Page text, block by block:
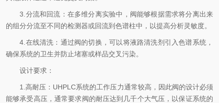
3.分流和回流：在多维分离实验中，阀能够根据需求将分离出来
的组分分流至不同的检测器或回流到色谱柱中，以提高分析灵敏度。
4.在线清洗：通过阀的切换，可以将液路清洗剂引入色谱系统，
确保系统的卫生并防止堵塞或样品交叉污染。
设计要求：
1.高耐压：UHPLC系统的工作压力通常较高，因此阀的设计必须
能够承受高压，通常要求阀的耐压达到几千个大气压，以保证系统的